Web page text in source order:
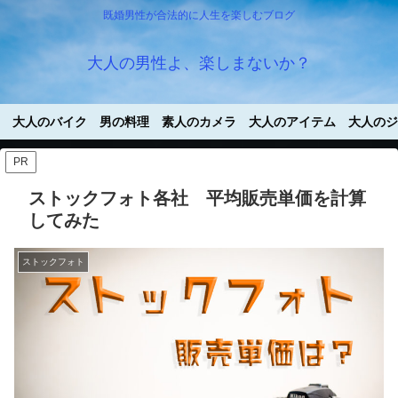
既婚男性が合法的に人生を楽しむブログ
大人の男性よ、楽しまないか？
大人のバイク 男の料理 素人のカメラ 大人のアイテム 大人の
PR
ストックフォト各社 平均販売単価を計算
してみた
ストックフォト